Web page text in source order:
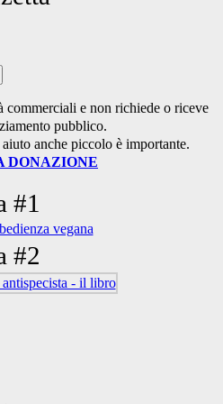
commerciali e non richiede o riceve
pubblico.
aiuto anche piccolo è importante.
DONAZIONE
#1
#2